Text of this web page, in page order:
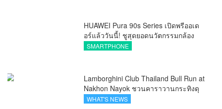
HUAWEI Pura 90s Series เปิดพรีออเด
อร์แล้ววันนี้! ชูสุดยอดนวัตกรรมกล้อง
พร้อม AI อัจฉริยะและ 5G Advanced
SMARTPHONE
Lamborghini Club Thailand Bull Run at
Nakhon Nayok ชวนคาราวานกระทิงดุ
สัมผัสธรรมชาติเมืองรอง ณ นครนายก
WHAT'S NEWS